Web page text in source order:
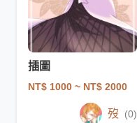
插圖
NT$ 1000 ~ NT$ 2000
歿 (0)